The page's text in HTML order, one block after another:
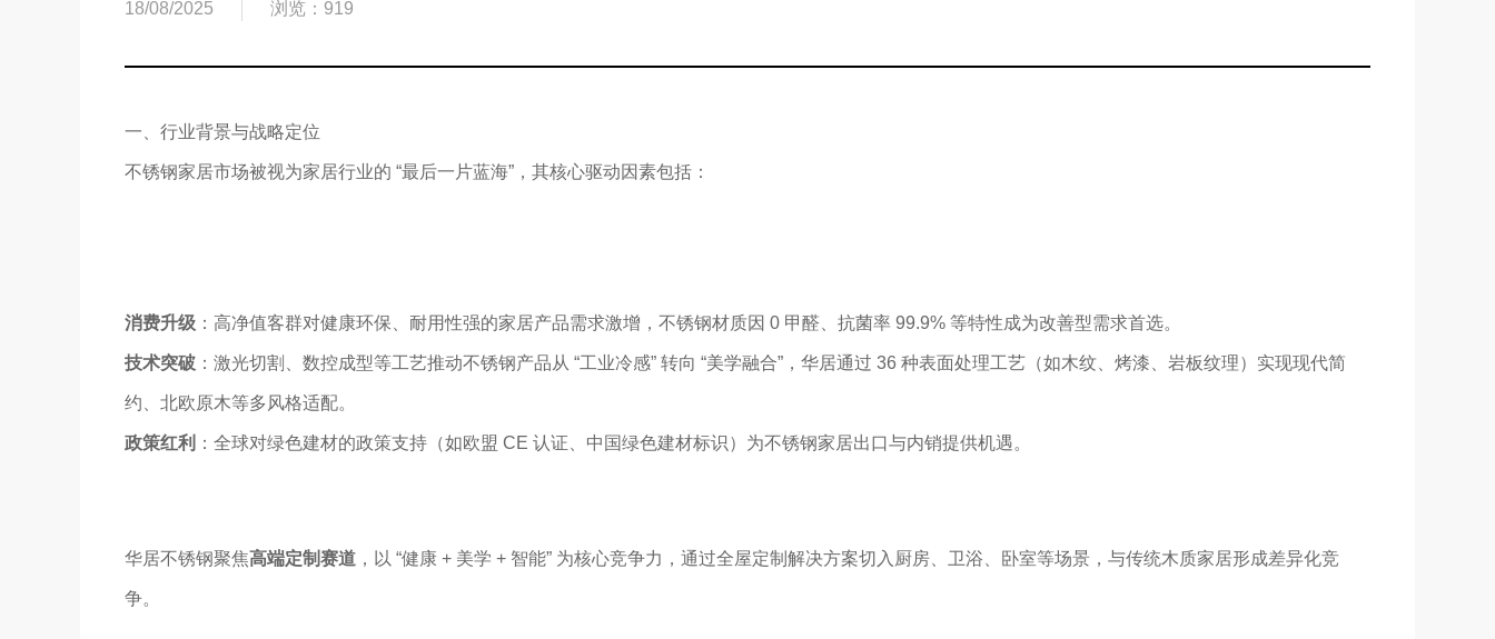
18/08/2025 浏览：919
一、行业背景与战略定位
不锈钢家居市场被视为家居行业的 “最后一片蓝海”，其核心驱动因素包括：
消费升级 ：高净值客群对健康环保、耐用性强的家居产品需求激增，不锈钢材质因 0 甲醛、抗菌率 99.9% 等特性成为改善型需求首选。
技术突破 ：激光切割、数控成型等工艺推动不锈钢产品从 “工业冷感” 转向 “美学融合”，华居通过 36 种表面处理工艺（如木纹、烤漆、岩板纹理）实现现代简
约、北欧原木等多风格适配。
政策红利 ：全球对绿色建材的政策支持（如欧盟 CE 认证、中国绿色建材标识）为不锈钢家居出口与内销提供机遇。
华居不锈钢聚焦高端定制赛道 ，以 “健康 + 美学 + 智能” 为核心竞争力，通过全屋定制解决方案切入厨房、卫浴、卧室等场景，与传统木质家居形成差异化竞
争。